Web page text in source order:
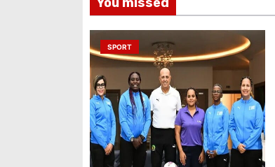
SPORT